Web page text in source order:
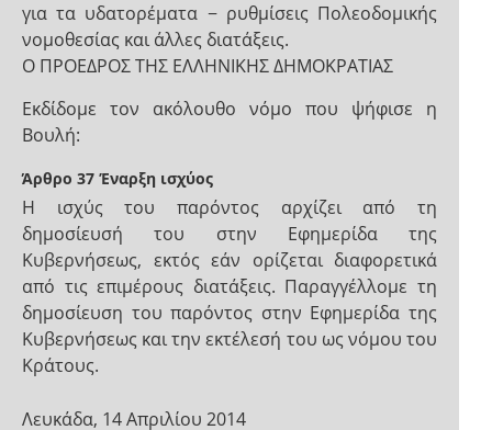
για τα υδατορέματα − ρυθμίσεις Πολεοδομικής
νομοθεσίας και άλλες διατάξεις.
Ο ΠΡΟΕΔΡΟΣ ΤΗΣ ΕΛΛΗΝΙΚΗΣ ΔΗΜΟΚΡΑΤΙΑΣ
Εκδίδομε τον ακόλουθο νόμο που ψήφισε η
Βουλή:
Άρθρο 37 Έναρξη ισχύος
Η ισχύς του παρόντος αρχίζει από τη
δημοσίευσή του στην Εφημερίδα της
Κυβερνήσεως, εκτός εάν ορίζεται διαφορετικά
από τις επιμέρους διατάξεις. Παραγγέλλομε τη
δημοσίευση του παρόντος στην Εφημερίδα της
Κυβερνήσεως και την εκτέλεσή του ως νόμου του
Κράτους.
Λευκάδα, 14 Απριλίου 2014